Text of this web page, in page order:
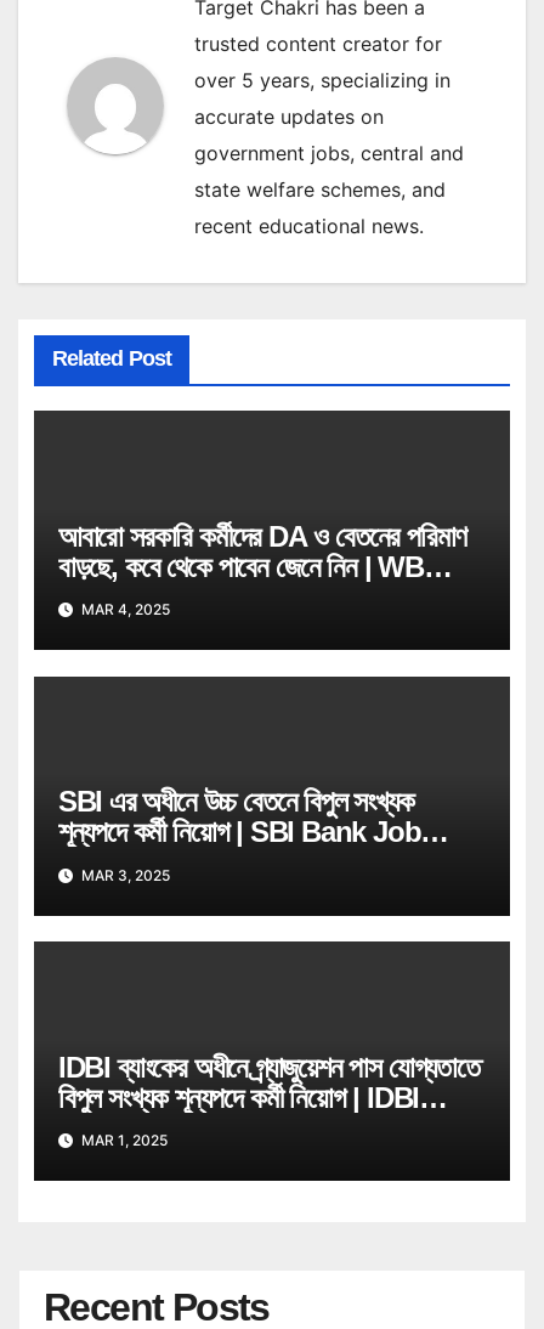
Target Chakri has been a
trusted content creator for
over 5 years, specializing in
accurate updates on
government jobs, central and
state welfare schemes, and
recent educational news.
Related Post
আবারো সরকারি কর্মীদের DA ও বেতনের পরিমাণ
বাড়ছে, কবে থেকে পাবেন জেনে নিন | WB
Govt Job Employee
MAR 4, 2025
SBI এর অধীনে উচ্চ বেতনে বিপুল সংখ্যক
শূন্যপদে কর্মী নিয়োগ | SBI Bank Job
Recruitment
MAR 3, 2025
IDBI ব্যাংকের অধীনে গ্ৰ্যাজুয়েশন পাস যোগ্যতাতে
বিপুল সংখ্যক শূন্যপদে কর্মী নিয়োগ | IDBI
Bank Job Recruitment
MAR 1, 2025
Recent Posts